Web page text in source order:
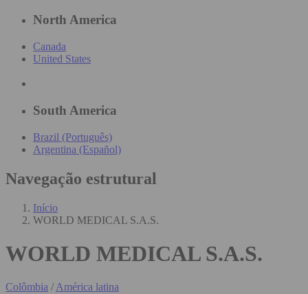
North America
Canada
United States
South America
Brazil (Português)
Argentina (Español)
Navegação estrutural
Início
WORLD MEDICAL S.A.S.
WORLD MEDICAL S.A.S.
Colômbia /América latina